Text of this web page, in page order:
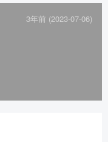
3年前 (2023-07-06)